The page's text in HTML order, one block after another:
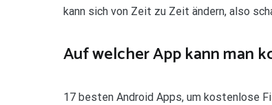
kann sich von Zeit zu Zeit ändern, also
Auf welcher App kann man
17 besten Android Apps, um kostenlose